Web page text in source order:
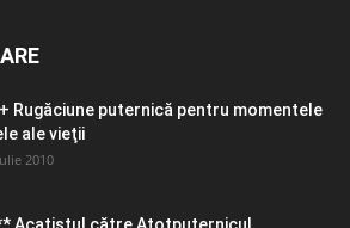
Rugăciune puternică pentru momentele
ale vieţii
2010